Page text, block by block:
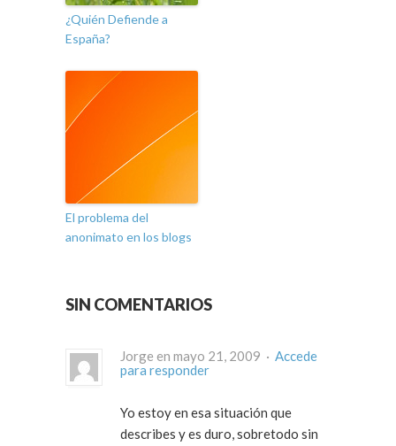
¿Quién Defiende a
España?
El problema del
anonimato en los blogs
SIN COMENTARIOS
Jorge en mayo 21, 2009 · Accede
para responder
Yo estoy en esa situación que
describes y es duro, sobretodo sin